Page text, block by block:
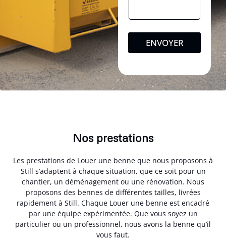
ENVOYER
Nos prestations
Les prestations de Louer une benne que nous proposons à
Still s’adaptent à chaque situation, que ce soit pour un
chantier, un déménagement ou une rénovation. Nous
proposons des bennes de différentes tailles, livrées
rapidement à Still. Chaque Louer une benne est encadré
par une équipe expérimentée. Que vous soyez un
particulier ou un professionnel, nous avons la benne qu’il
vous faut.